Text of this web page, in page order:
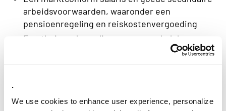
.
We use cookies to enhance user experience, personalize
arbeidsvoorwaarden, waaronder een
pensioenregeling en reiskostenvergoeding
Een thuiswerkregeling en een werkplek op ons
Een laptop en telefoon van de zaak
Een informele en open werksfeer, met ruimte